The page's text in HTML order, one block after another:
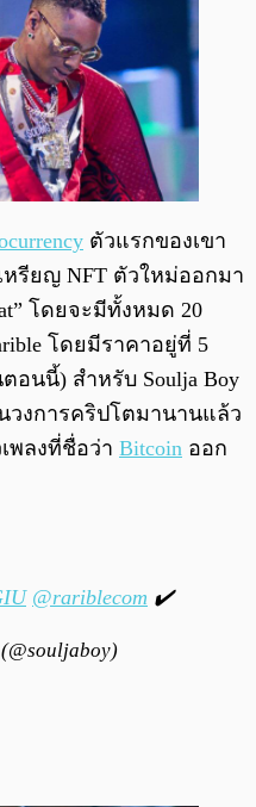
ตัวแรกของเขา
หรียญ NFT ตัวใหม่ออกมา
โดยจะมีทั้งหมด 20
โดยมีราคาอยู่ที่ 5
อนนี้) สำหรับ Soulja Boy
วงการคริปโตมานานแล้ว
พลงที่ชื่อว่า Bitcoin ออก
@rariblecom ✔️